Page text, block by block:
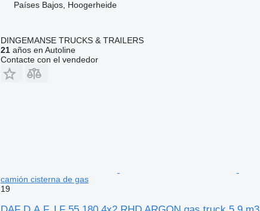
Países Bajos, Hoogerheide
DINGEMANSE TRUCKS & TRAILERS
21años en Autoline
Contacte con el vendedor
camión cisterna de gas
19